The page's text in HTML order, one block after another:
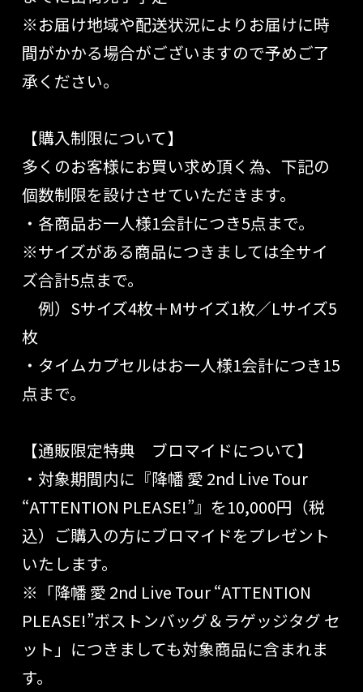
※お届け地域や配送状況によりお届けに時
間がかかる場合がございますので予めご了
承ください。
【購入制限について】
多くのお客様にお買い求め頂く為、下記の
個数制限を設けさせていただきます。
・各商品お一人様1会計につき5点まで。
※サイズがある商品につきましては全サイ
ズ合計5点まで。
例）Sサイズ4枚＋Mサイズ1枚／Lサイズ5
枚
・タイムカプセルはお一人様1会計につき15
点まで。
【通販限定特典 ブロマイドについて】
・対象期間内に 『降幡 愛 2nd Live Tour
“ATTENTION PLEASE!”』 を10,000円（税
込） ご購入の方にブロマイドをプレゼント
いたします。
※「降幡 愛 2nd Live Tour “ATTENTION
PLEASE!”ボストンバッグ＆ラゲッジタグ セ
ット」につきましても対象商品に含まれま
す。